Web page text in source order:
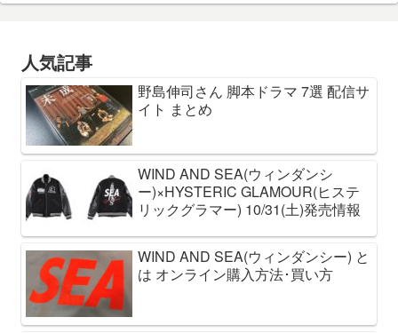
人気記事
野島伸司さん 脚本ドラマ 7選 配信サ
イト まとめ
WIND AND SEA(ウィンダンシ
ー)×HYSTERIC GLAMOUR(ヒステ
リックグラマー) 10/31(土)発売情報
WIND AND SEA(ウィンダンシー) と
は オンライン購入方法･買い方